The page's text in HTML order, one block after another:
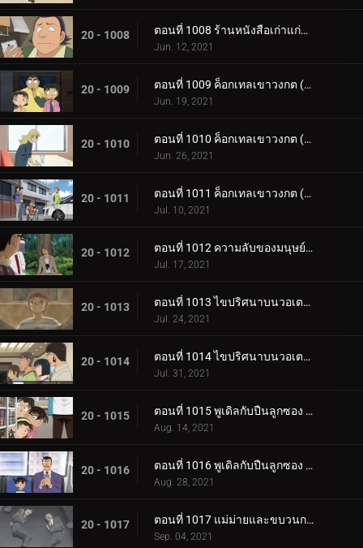
20 - 1008 ตอนที่ 1008 ร้านหนังสือเก่าแก่ที่ได้ยินเสียงหวูด 2
Jun. 12, 2021
20 - 1009 ตอนที่ 1009 ค็อกเทลเขาวงกต (ตอนแรก)
Jun. 19, 2021
20 - 1010 ตอนที่ 1010 ค็อกเทลเขาวงกต (ตอนกลาง)
Jun. 26, 2021
20 - 1011 ตอนที่ 1011 ค็อกเทลเขาวงกต (ตอนจบ)
Jul. 10, 2021
20 - 1012 ตอนที่ 1012 ความลับของมนุษย์แมลง
Jul. 17, 2021
20 - 1013 ตอนที่ 1013 ไขปริศนาบนวอเตอร์บัส (ตอนแรก)
Jul. 24, 2021
20 - 1014 ตอนที่ 1014 ไขปริศนาบนวอเตอร์บัส (ตอนจบ)
Jul. 31, 2021
20 - 1015 ตอนที่ 1015 พูเดิลกับปืนลูกซอง (ตอนแรก)
Aug. 14, 2021
20 - 1016 ตอนที่ 1016 พูเดิลกับปืนลูกซอง (ตอนจบ)
Aug. 28, 2021
20 - 1017 ตอนที่ 1017 แม่ม่ายและขบวนการนักสืบเยาวชน
Sep. 04, 2021